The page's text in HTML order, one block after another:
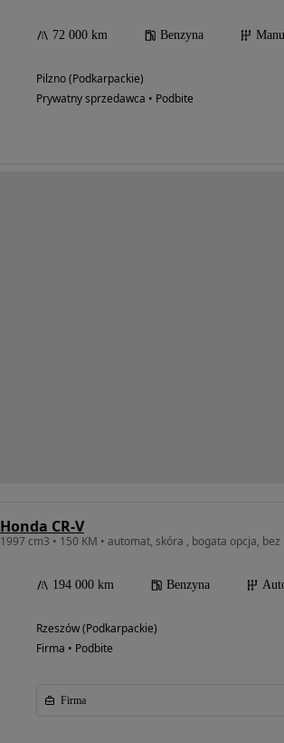
72 000 km Benzyna
Pilzno (Podkarpackie)
Prywatny sprzedawca • Podbite
Honda CR-V
1997 cm3 • 150 KM • automat, skóra , bogata opcja, bez
194 000 km Benzyna
Rzeszów (Podkarpackie)
Firma • Podbite
Firma